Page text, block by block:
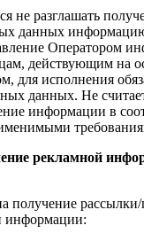
не разглашать
данных
Оператором
действующим на
для исполнения
данных. Не
информации в
рекламной
получение
информации: